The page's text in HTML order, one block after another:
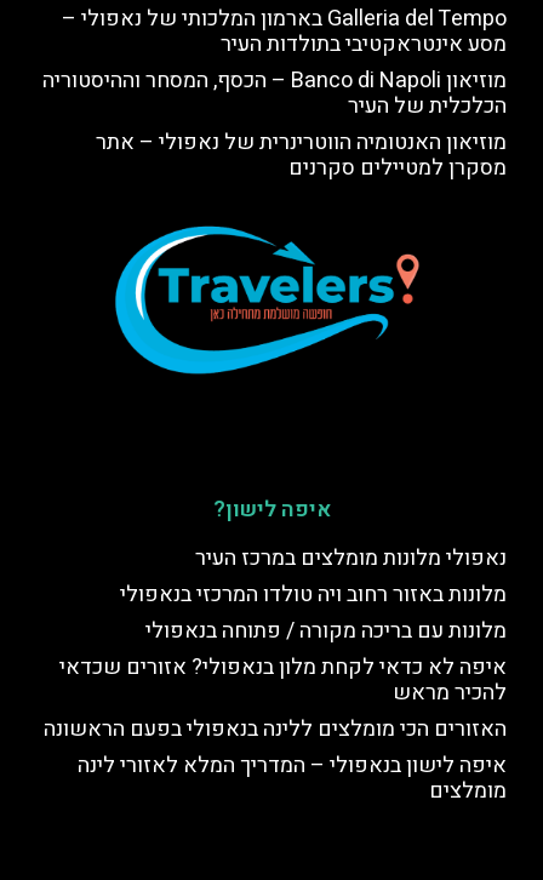
Galleria del Tempo בארמון המלכותי של נאפולי –
מסע אינטראקטיבי בתולדות העיר
מוזיאון Banco di Napoli – הכסף, המסחר וההיסטוריה
הכלכלית של העיר
מוזיאון האנטומיה הווטרינרית של נאפולי – אתר
מסקרן למטיילים סקרנים
איפה לישון?
נאפולי מלונות מומלצים במרכז העיר
מלונות באזור רחוב ויה טולדו המרכזי בנאפולי
מלונות עם בריכה מקורה / פתוחה בנאפולי
איפה לא כדאי לקחת מלון בנאפולי? אזורים שכדאי
להכיר מראש
האזורים הכי מומלצים ללינה בנאפולי בפעם הראשונה
איפה לישון בנאפולי – המדריך המלא לאזורי לינה
מומלצים